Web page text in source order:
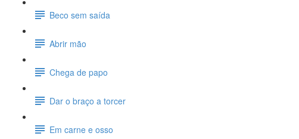
Beco sem saída
Abrir mão
Chega de papo
Dar o braço a torcer
Em carne e osso